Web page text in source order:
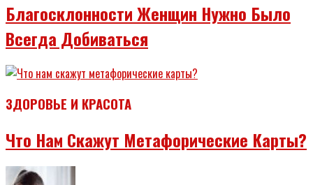
Благосклонности Женщин Нужно Было
Всегда Добиваться
ЗДОРОВЬЕ И КРАСОТА
Что Нам Скажут Метафорические Карты?